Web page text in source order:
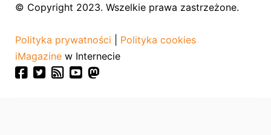
© Copyright 2023. Wszelkie prawa zastrzeżone.
Polityka prywatności
Polityka cookies
iMagazine w Internecie